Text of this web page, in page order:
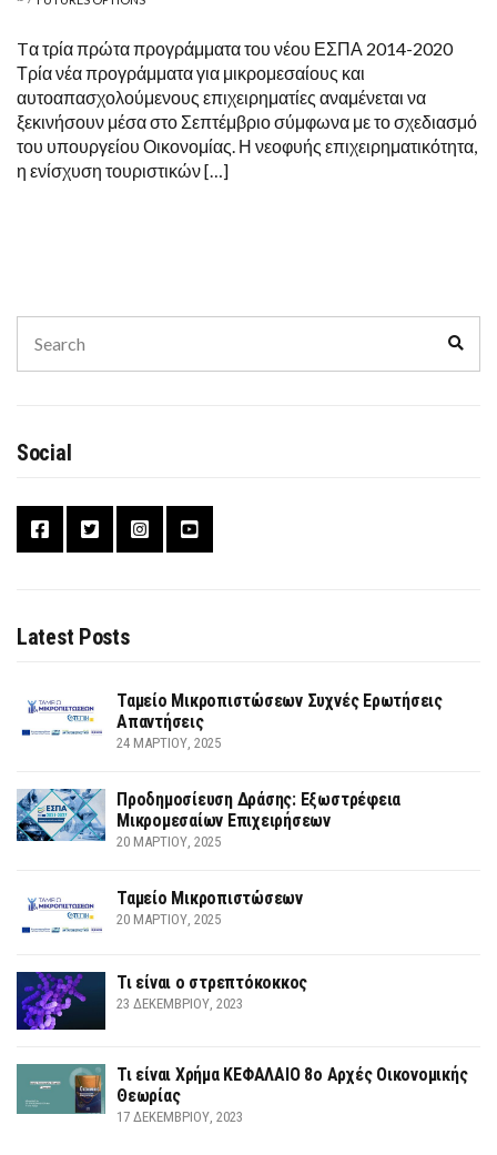
Tα τρία πρώτα προγράμματα του νέου ΕΣΠΑ 2014-2020
Τρία νέα προγράμματα για μικρομεσαίους και
αυτοαπασχολούμενους επιχειρηματίες αναμένεται να
ξεκινήσουν μέσα στο Σεπτέμβριο σύμφωνα με το σχεδιασμό
του υπουργείου Οικονομίας. Η νεοφυής επιχειρηματικότητα,
η ενίσχυση τουριστικών […]
for:
Social
Latest Posts
Ταμείο Μικροπιστώσεων Συχνές Ερωτήσεις
Απαντήσεις
24 ΜΑΡΤΊΟΥ, 2025
Προδημοσίευση Δράσης: Εξωστρέφεια
Μικρομεσαίων Επιχειρήσεων
20 ΜΑΡΤΊΟΥ, 2025
Ταμείο Μικροπιστώσεων
20 ΜΑΡΤΊΟΥ, 2025
Τι είναι ο στρεπτόκοκκος
23 ΔΕΚΕΜΒΡΊΟΥ, 2023
Τι είναι Χρήμα ΚΕΦΑΛΑΙΟ 8ο Αρχές Οικονομικής
Θεωρίας
17 ΔΕΚΕΜΒΡΊΟΥ, 2023